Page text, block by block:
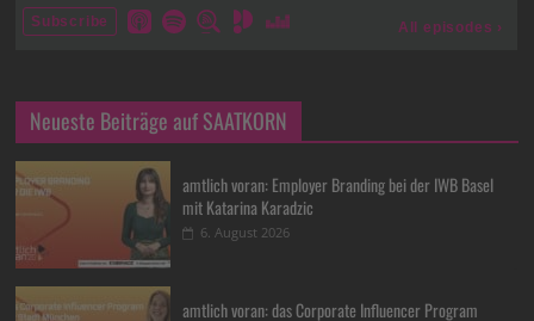
Neueste Beiträge auf SAATKORN
amtlich voran: Employer Branding bei der IWB Basel
mit Katarina Karadzic
6. August 2026
amtlich voran: das Corporate Influencer Program